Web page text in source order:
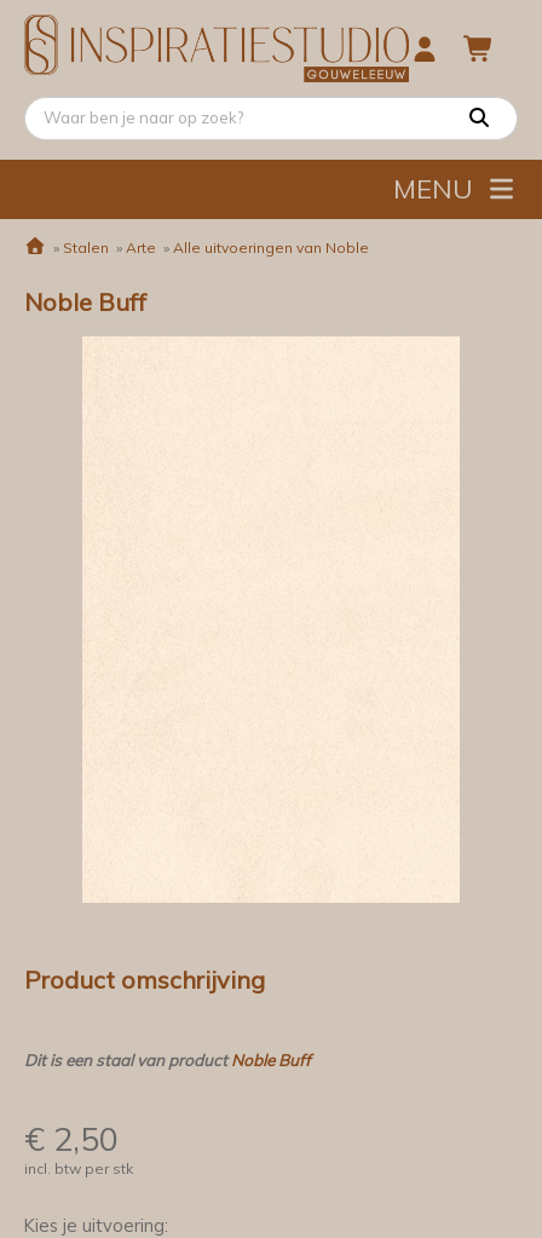
MENU
» Stalen » Arte » Alle uitvoeringen van Noble
Noble Buff
Product omschrijving
Dit is een staal van productNoble Buff
€ 2,50
incl. btw per stk
Kies je uitvoering: